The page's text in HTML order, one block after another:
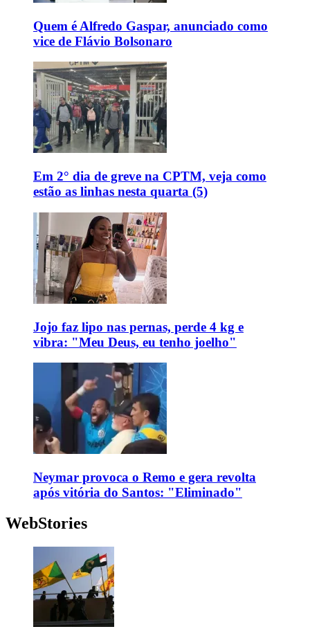
Quem é Alfredo Gaspar, anunciado como
vice de Flávio Bolsonaro
Em 2° dia de greve na CPTM, veja como
estão as linhas nesta quarta (5)
Jojo faz lipo nas pernas, perde 4 kg e
vibra: "Meu Deus, eu tenho joelho"
Neymar provoca o Remo e gera revolta
após vitória do Santos: "Eliminado"
WebStories